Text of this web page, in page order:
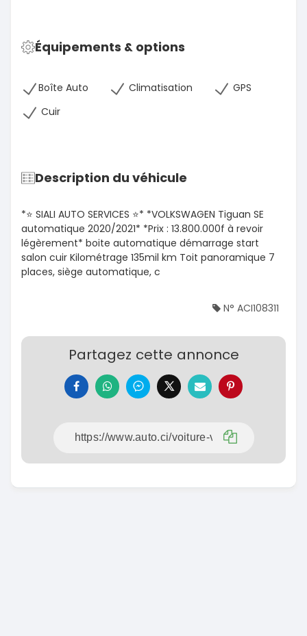
Équipements & options
Boîte Auto Climatisation
GPS
Cuir
Description du véhicule
*⭐️ SIALI AUTO SERVICES ⭐️* *VOLKSWAGEN Tiguan SE
automatique 2020/2021* *Prix : 13.800.000f à revoir
légèrement* boite automatique démarrage start
salon cuir Kilométrage 135mil km Toit panoramique 7
places, siège automatique, c
N° ACI108311
Partagez cette annonce